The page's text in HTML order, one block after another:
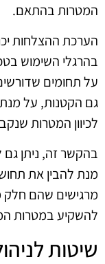
המטרות בהתאם.
הערכת ההצלחות
בהרגלי השימוש
על תחומים
גם הקטנות, על
לכיוון המטרות
בהקשר זה, ניתן
מנת להבין את
מרגישים שהם חלק
להשקיע במטרות
שיטות